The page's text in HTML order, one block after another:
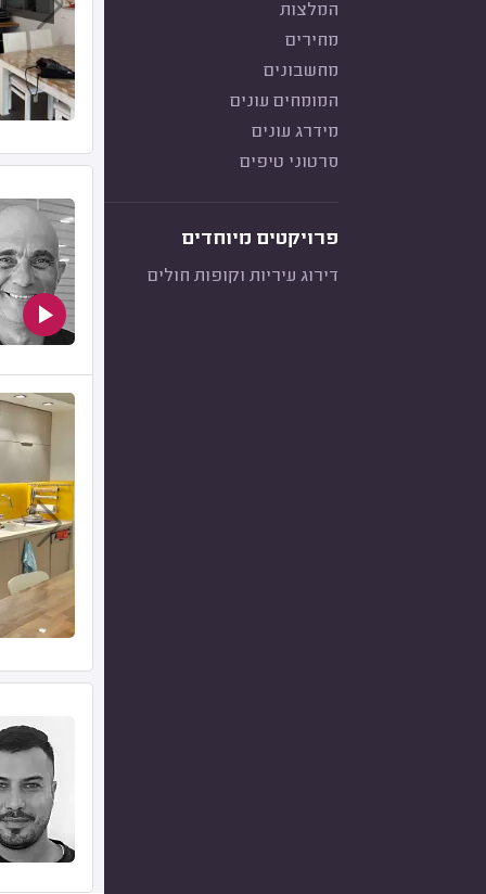
המלצות
מחירים
מחשבונים
המומחים עונים
מידרג עונים
סרטוני טיפים
פרויקטים מיוחדים
דירוג עיריות וקופות חולים